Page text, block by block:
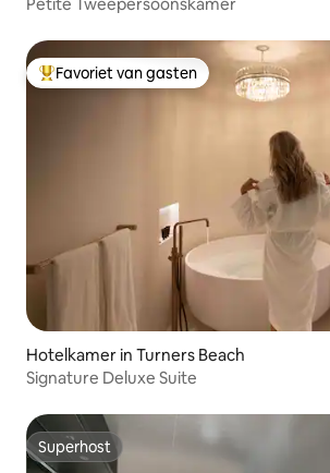
Petite Tweepersoonskamer
Topfavoriet van gasten
Favoriet van gasten
Hotelkamer in Turners Beach
Signature Deluxe Suite
Superhost
Superhost